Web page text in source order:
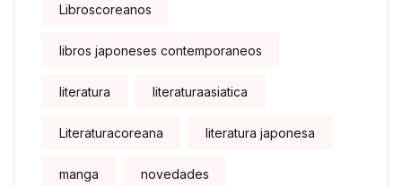
Libroscoreanos
libros japoneses contemporaneos
literatura literaturaasiatica
Literaturacoreana literatura japonesa
manga novedades